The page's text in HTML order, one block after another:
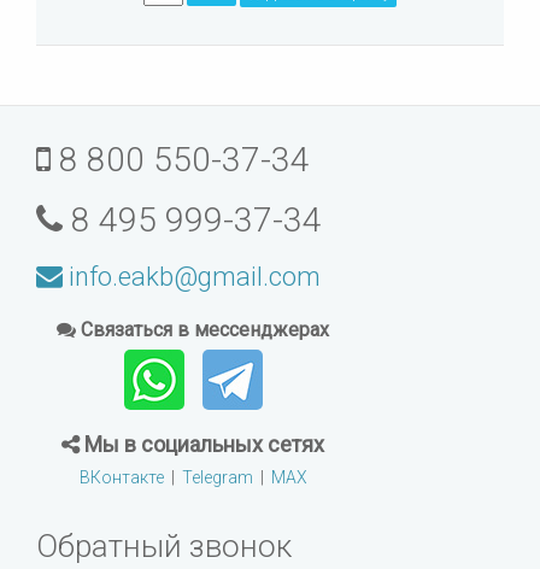
8 800 550-37-34
8 495 999-37-34
info.eakb@gmail.com
Связаться в мессенджерах
Мы в социальных сетях
ВКонтакте| Telegram | MAX
Обратный звонок